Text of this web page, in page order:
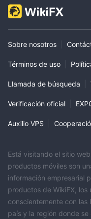
Sobre nosotros
Términos de uso
Llamada de búsqueda
Verificación oficial
Auxilio VPS
Está visitando el sitio
productos móviles son
información empresarial
productos de WikiFX,
conscientemente con las
país y la región donde se